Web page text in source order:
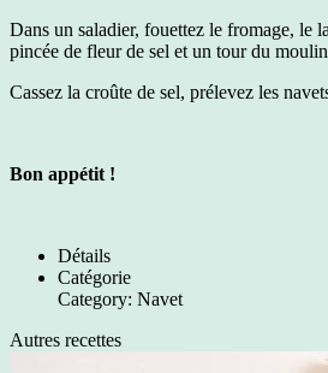
Dans un saladier, fouettez le fromage, le
pincée de fleur de sel et un tour du
Cassez la croûte de sel, prélevez les
Bon appétit !
Détails
Catégorie
Category: Navet
Autres recettes